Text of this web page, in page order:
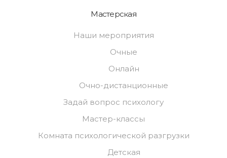
Мастерская
Наши мероприятия
Очные
Онлайн
Очно-дистанционные
Задай вопрос психологу
Мастер-классы
Комната психологической разгрузки
Детская